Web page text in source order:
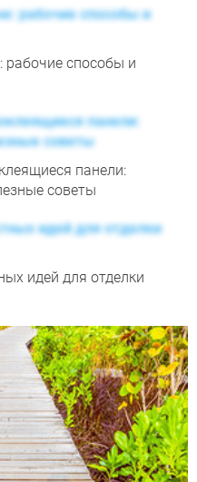
рабочие способы и
панели:
советы
идей для отделки